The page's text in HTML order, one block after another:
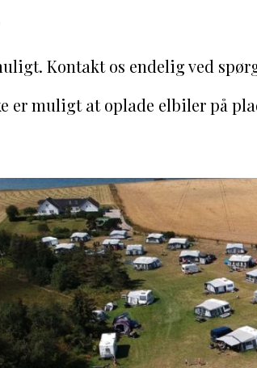
Kontakt os endelig ved
er muligt at oplade elbiler på